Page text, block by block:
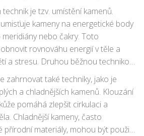
Celsia. Poté jsou rozmístěny na
záda, nohy, ruce a břicho, aby
kamenů pronikl do hlubokých
je tzv. umístění kamenů.
kameny na energetické body
nebo čakry. Toto
rovnováhu energií v těle a
a stresu. Druhou běžnou technikou
masáži. Terapeut používá
svých rukou, přičemž
s tlakem na určené oblasti těla.
zahrnovat také techniky, jako je
a chladnějších kamenů. Klouzání
pomáhá zlepšit cirkulaci a
Chladnější kameny, často
přírodní materiály, mohou být použity